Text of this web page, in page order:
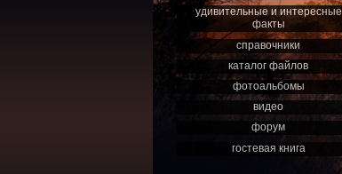
удивительные и интересные
факты
справочники
каталог файлов
фотоальбомы
видео
форум
гостевая книга